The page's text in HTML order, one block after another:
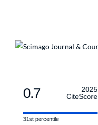
0.7
2025
CiteScore
31st percentile